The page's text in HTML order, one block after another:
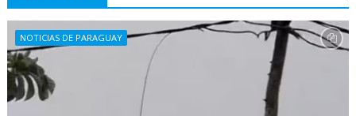
NOTICIAS DE PARAGUAY